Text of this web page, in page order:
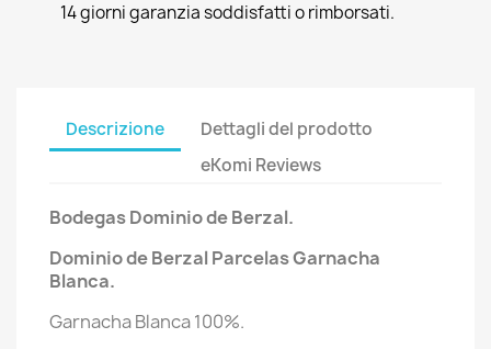
14 giorni garanzia soddisfatti o rimborsati.
Descrizione
Dettagli del prodotto
eKomi Reviews
Bodegas Dominio de Berzal.
Dominio de Berzal Parcelas Garnacha
Blanca.
Garnacha Blanca 100%.